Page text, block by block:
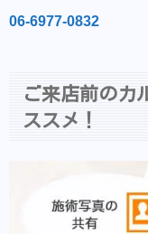
06-6977-0832
ご来店前のカ
ススメ！